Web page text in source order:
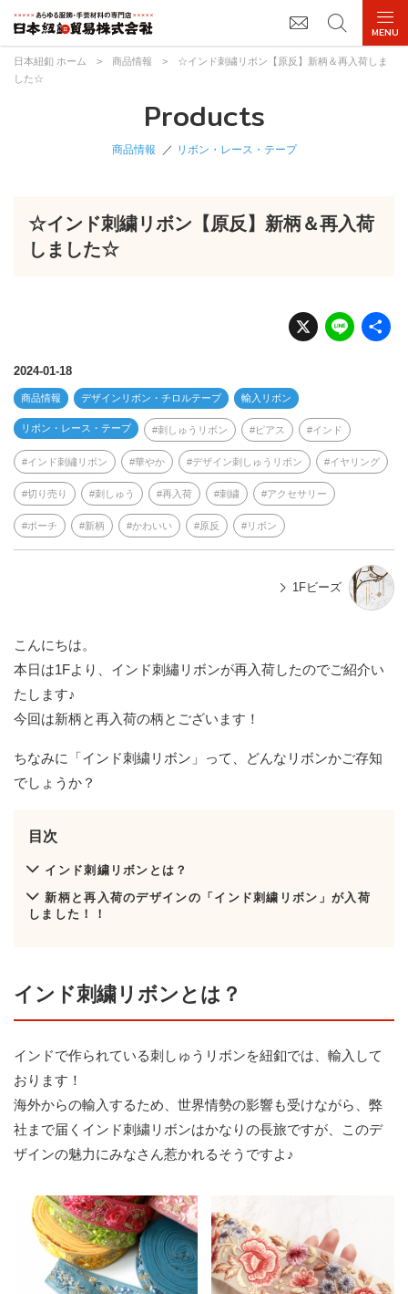
日本紐釦 ホーム > 商品情報 >
☆インド刺繍リボン【原反】新柄＆再入荷しま
した☆
Products
商品情報 リボン・レース・テープ
☆インド刺繍リボン【原反】新柄＆再入荷
しました☆
X Li
n
2024-01-18
商品情報 デザインリボン・チロルテープ 輸入リボン
リボン・レース・テープ 刺しゅうリボン ピアス インド
インド刺繡リボン 華やか デザイン刺しゅうリボン イヤリング
切り売り 刺しゅう 再入荷 刺繍 アクセサリー
ポーチ 新柄 かわいい 原反 リボン
1Fビーズ
こんにちは。
本日は1Fより、インド刺繡リボンが再入荷したのでご紹介い
たします♪
今回は新柄と再入荷の柄とございます！
ちなみに「インド刺繍リボン」って、どんなリボンかご存知
でしょうか？
目次
インド刺繍リボンとは？
新柄と再入荷のデザインの「インド刺繍リボン」が入荷
しました！！
インド刺繍リボンとは？
インドで作られている刺しゅうリボンを紐釦では、輸入して
おります！
海外からの輸入するため、世界情勢の影響も受けながら、弊
社まで届くインド刺繍リボンはかなりの長旅ですが、このデ
ザインの魅力にみなさん惹かれるそうですよ♪